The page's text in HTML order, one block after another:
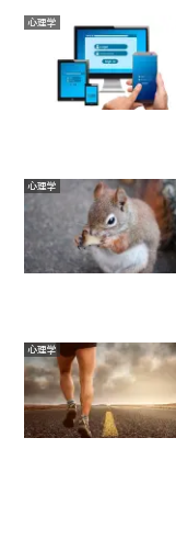
心理学
心理学
心理学